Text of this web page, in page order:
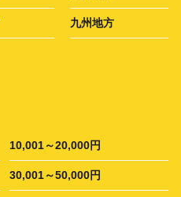
九州地方
10,001～20,000円
30,001～50,000円